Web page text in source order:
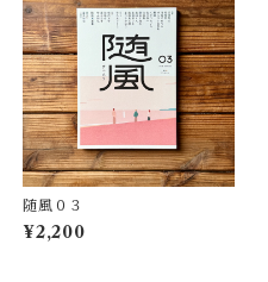
随風０３
¥2,200